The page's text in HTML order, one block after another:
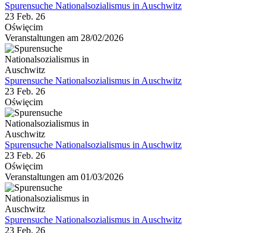
Spurensuche Nationalsozialismus in Auschwitz
23 Feb. 26
Oświęcim
Veranstaltungen am 28/02/2026
Spurensuche Nationalsozialismus in Auschwitz
23 Feb. 26
Oświęcim
Spurensuche Nationalsozialismus in Auschwitz
23 Feb. 26
Oświęcim
Veranstaltungen am 01/03/2026
Spurensuche Nationalsozialismus in Auschwitz
23 Feb. 26